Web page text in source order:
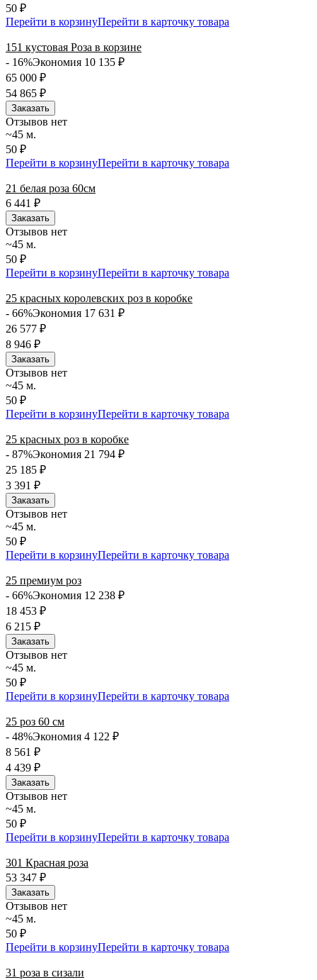
50 ₽
Перейти в корзинуПерейти в карточку товара
151 кустовая Роза в корзине
- 16%Экономия 10 135 ₽
65 000 ₽
54 865 ₽
Заказать
Отзывов нет
~45 м.
50 ₽
Перейти в корзинуПерейти в карточку товара
21 белая роза 60см
6 441
₽
Заказать
Отзывов нет
~45 м.
50 ₽
Перейти в корзинуПерейти в карточку товара
25 красных королевских роз в коробке
- 66%Экономия 17 631 ₽
26 577 ₽
8 946 ₽
Заказать
Отзывов нет
~45 м.
50 ₽
Перейти в корзинуПерейти в карточку товара
25 красных роз в коробке
- 87%Экономия 21 794 ₽
25 185 ₽
3 391 ₽
Заказать
Отзывов нет
~45 м.
50 ₽
Перейти в корзинуПерейти в карточку товара
25 премиум роз
- 66%Экономия 12 238 ₽
18 453 ₽
6 215 ₽
Заказать
Отзывов нет
~45 м.
50 ₽
Перейти в корзинуПерейти в карточку товара
25 роз 60 см
- 48%Экономия 4 122 ₽
8 561 ₽
4 439 ₽
Заказать
Отзывов нет
~45 м.
50 ₽
Перейти в корзинуПерейти в карточку товара
301 Красная роза
53 347 ₽
Заказать
Отзывов нет
~45 м.
50 ₽
Перейти в корзинуПерейти в карточку товара
31 роза в сизали